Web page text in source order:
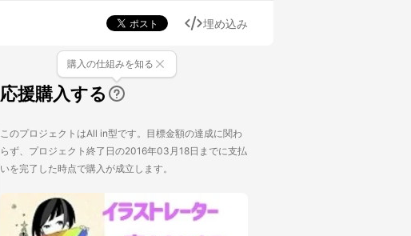
埋め込み
応援購入する
購入の仕組みを知る
このプロジェクトはAll in型です。目標金額の達成に関わ
らず、プロジェクト終了日の2016年03月18日までに支払
いを完了した時点で購入が成立します。